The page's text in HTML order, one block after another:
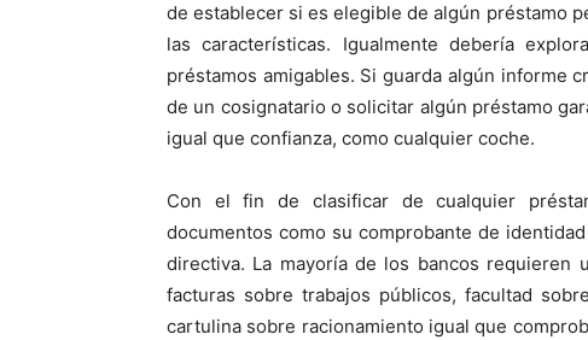
de establecer si es elegible de algún préstamo
las características. Igualmente debería
préstamos amigables. Si guarda algún informe
de un cosignatario o solicitar algún préstamo
igual que confianza, como cualquier coche.
Con el fin de clasificar de cualquier
documentos como su comprobante de
directiva. La mayoría de los bancos requieren
facturas sobre trabajos públicos, facultad
cartulina sobre racionamiento igual que